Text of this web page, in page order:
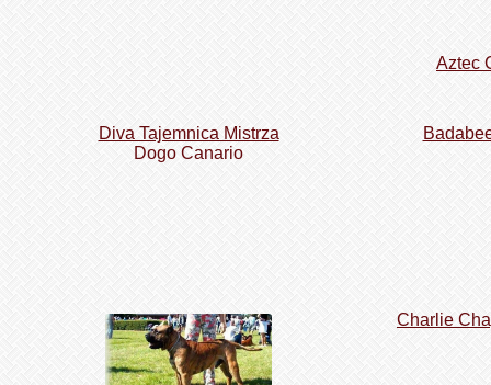
Diva Tajemnica Mistrza
Dogo Сanario
Aztec
Charlie